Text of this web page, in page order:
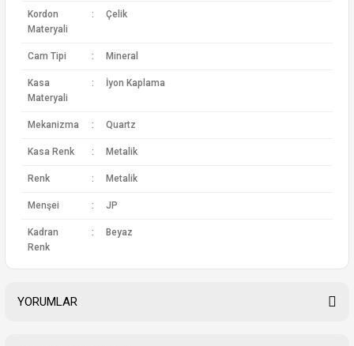
Kordon
Materyali
: Çelik
Cam Tipi : Mineral
Kasa
Materyali
: İyon Kaplama
Mekanizma : Quartz
Kasa Renk : Metalik
Renk : Metalik
Menşei : JP
Kadran
Renk
: Beyaz
YORUMLAR